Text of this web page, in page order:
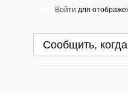
Войти для
Сообщить,